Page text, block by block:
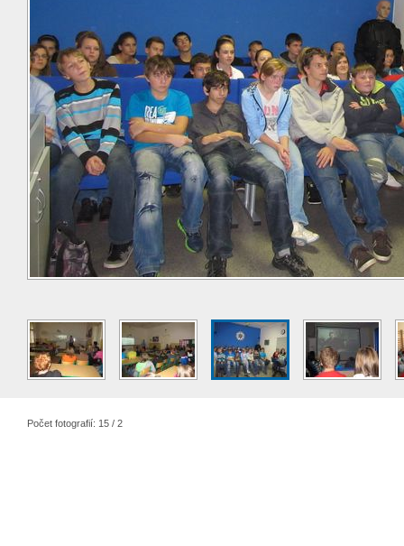
Počet fotografií: 15 / 2